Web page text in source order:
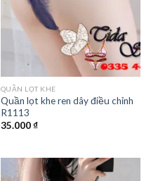
QUẦN LỌT KHE
Quần lọt khe ren dây điều chỉnh
R1113
35.000₫